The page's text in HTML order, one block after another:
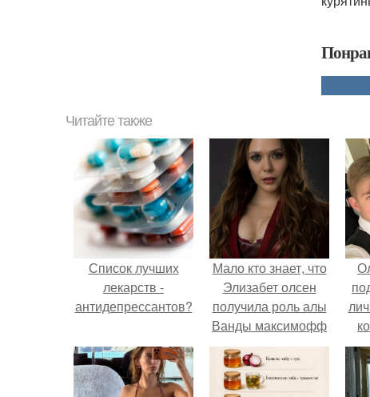
Читайте также
Список лучших
лекарств -
антидепрессантов?
Мало кто знает, что
Элизабет олсен
получила роль алы
Ванды максимофф
не сразу.